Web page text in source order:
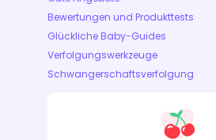
Bewertungen und Produkttests
Glückliche Baby-Guides
Verfolgungswerkzeuge
Schwangerschaftsverfolgung